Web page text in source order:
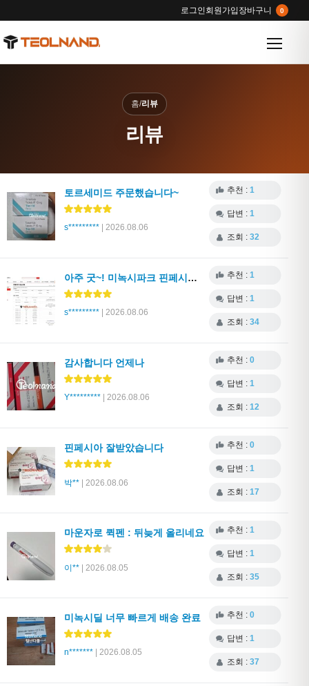
로그인회원가입장바구니 0
홈/리뷰
리뷰
토르세미드 주문했습니다~
s********* | 2026.08.06
추천 : 1
답변 : 1
조회 : 32
아주 굿~! 미녹시파크 핀페시아 등
s********* | 2026.08.06
추천 : 1
답변 : 1
조회 : 34
감사합니다 언제나
Y********* | 2026.08.06
추천 : 0
답변 : 1
조회 : 12
핀페시아 잘받았습니다
박** | 2026.08.06
추천 : 0
답변 : 1
조회 : 17
마운자로 퀵펜 : 뒤늦게 올리네요
이** | 2026.08.05
추천 : 1
답변 : 1
조회 : 35
미녹시딜 너무 빠르게 배송 완료
n******* | 2026.08.05
추천 : 0
답변 : 1
조회 : 37